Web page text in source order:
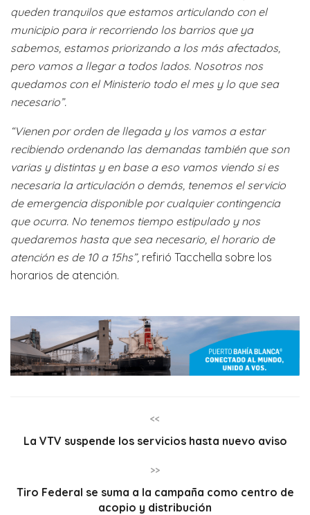
queden tranquilos que estamos articulando con el
municipio para ir recorriendo los barrios que ya
sabemos, estamos priorizando a los más afectados,
pero vamos a llegar a todos lados. Nosotros nos
quedamos con el Ministerio todo el mes y lo que sea
necesario”.
“Vienen por orden de llegada y los vamos a estar
recibiendo ordenando las demandas también que son
varias y distintas y en base a eso vamos viendo si es
necesaria la articulación o demás, tenemos el servicio
de emergencia disponible por cualquier contingencia
que ocurra. No tenemos tiempo estipulado y nos
quedaremos hasta que sea necesario, el horario de
atención es de 10 a 15hs”, refirió Tacchella sobre los
horarios de atención.
<<
La VTV suspende los servicios hasta nuevo aviso
>>
Tiro Federal se suma a la campaña como centro de
acopio y distribución